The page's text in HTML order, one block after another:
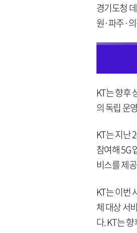
경기도청
원·파주·
KT는 향후
의 독립 운
KT는 지난
참여해 5G
비스를 제
KT는 이번
체 대상 서
다. KT는